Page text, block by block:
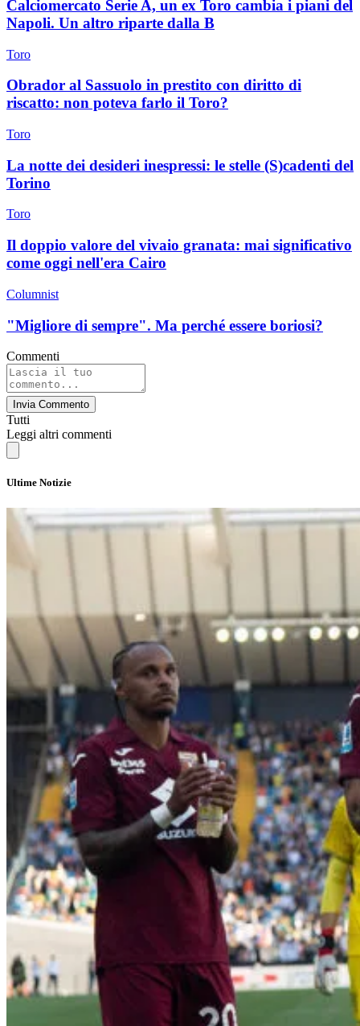
Calciomercato Serie A, un ex Toro cambia i piani del
Napoli. Un altro riparte dalla B
Toro
Obrador al Sassuolo in prestito con diritto di
riscatto: non poteva farlo il Toro?
Toro
La notte dei desideri inespressi: le stelle (S)cadenti del
Torino
Toro
Il doppio valore del vivaio granata: mai significativo
come oggi nell'era Cairo
Columnist
"Migliore di sempre". Ma perché essere boriosi?
Commenti
Invia Commento
Tutti
Leggi altri commenti
Ultime Notizie